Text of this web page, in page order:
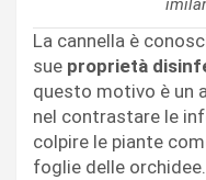
La cannella è
sue proprietà
questo motivo è un
nel contrastare le
colpire le piante
foglie delle